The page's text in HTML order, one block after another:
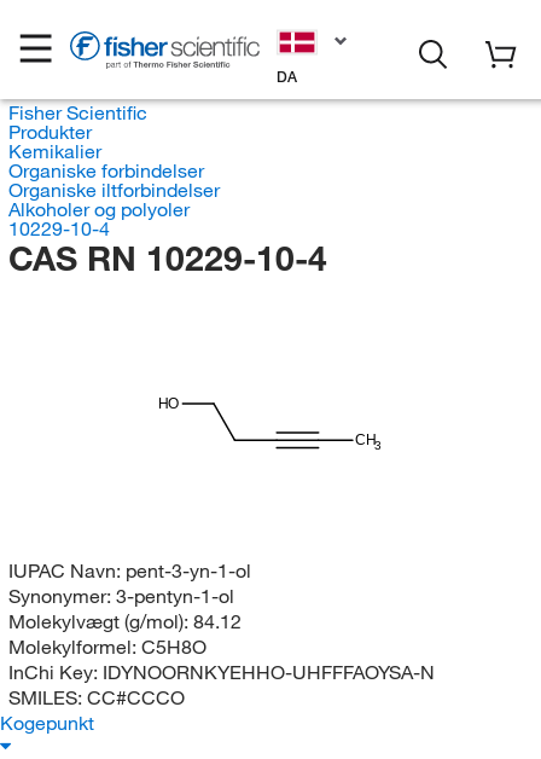
DA
Fisher Scientific
Produkter
Kemikalier
Organiske forbindelser
Organiske iltforbindelser
Alkoholer og polyoler
10229-10-4
CAS RN 10229-10-4
CH3
HO
IUPAC Navn: pent-3-yn-1-ol
Synonymer: 3-pentyn-1-ol
Molekylvægt (g/mol): 84.12
Molekylformel: C5H8O
InChi Key: IDYNOORNKYEHHO-UHFFFAOYSA-N
SMILES: CC#CCCO
Kogepunkt